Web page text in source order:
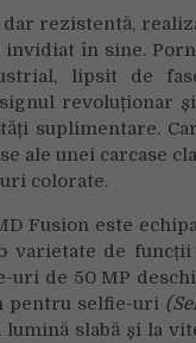
rezistentă,
în sine.
lipsit de
revoluționar
suplimentare.
ale unei carcase
colorate.
Fusion este
varietate de
uri de 50 MP
pentru selfie-uri
slabă și la